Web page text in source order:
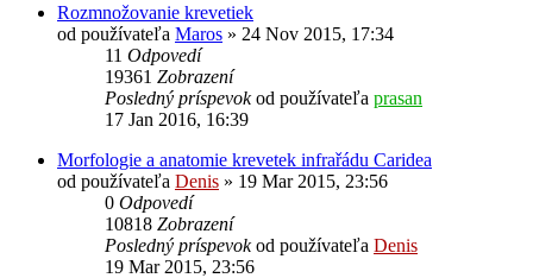
Rozmnožovanie krevetiek
od používateľa Maros » 24 Nov 2015, 17:34
11 Odpovedí
19361 Zobrazení
Posledný príspevokod používateľa prasan
17 Jan 2016, 16:39
Morfologie a anatomie krevetek infrařádu Caridea
od používateľa Denis » 19 Mar 2015, 23:56
0 Odpovedí
10818 Zobrazení
Posledný príspevokod používateľa Denis
19 Mar 2015, 23:56